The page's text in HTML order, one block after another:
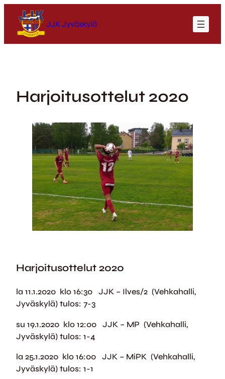
sisältöön
JJK Jyväskylä
Harjoitusottelut 2020
Harjoitusottelut 2020
la 11.1.2020 klo 16:30 JJK – Ilves/2 (Vehkahalli,
Jyväskylä) tulos: 7-3
su 19.1.2020 klo 12:00 JJK – MP (Vehkahalli,
Jyväskylä) tulos: 1-4
la 25.1.2020 klo 16:00 JJK – MiPK (Vehkahalli,
Jyväskylä) tulos: 1-1